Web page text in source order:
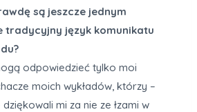
są jeszcze jednym
tradycyjny język komunikatu
odpowiedzieć tylko moi
moich wykładów, którzy –
mi za nie ze łzami w